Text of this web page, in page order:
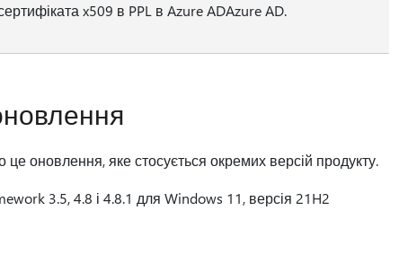
x509 в PPL в Azure ADAzure AD.
це оновлення, яке стосується окремих версій продукту.
3.5, 4.8 і 4.8.1 для Windows 11, версія 21H2